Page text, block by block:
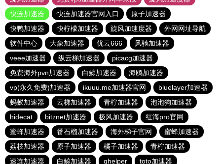
快连加速器
快连加速器官网入口
原子加速器
快鸭加速器
快柠檬加速器 旋风加速度器
外网网址导航
软件中心
大象加速器 优云666
风驰加速器
veee加速器
纵云梯加速器
picacg加速器
免费海外pvn加速器
白鲸加速器
海鸥加速器
vp(永久免费)加速器
ikuuu.me加速器官网
bluelayer加速器
蚂蚁加速器
云梯加速器 青柠加速器
泡泡狗加速器
hidecat
bitznet加速器 极风加速器
红海pro官网
蜜蜂加速器
番石榴加速器 海外梯子官网
蜜蜂加速器
荔枝加速器
原子加速器 橘子加速器
青柠加速器
速连加速器
白鲸加速器 ghelper toto加速器